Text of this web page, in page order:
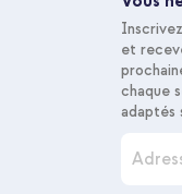
10 % de réduction
S21 Plus - Ice
et
chaque
adaptés